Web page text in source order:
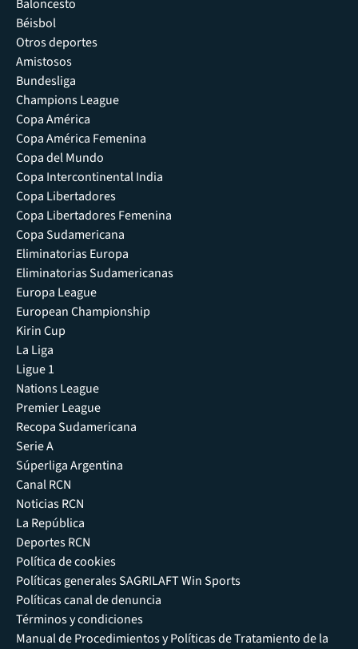
Baloncesto
Béisbol
Otros deportes
Amistosos
Bundesliga
Champions League
Copa América
Copa América Femenina
Copa del Mundo
Copa Intercontinental India
Copa Libertadores
Copa Libertadores Femenina
Copa Sudamericana
Eliminatorias Europa
Eliminatorias Sudamericanas
Europa League
European Championship
Kirin Cup
La Liga
Ligue 1
Nations League
Premier League
Recopa Sudamericana
Serie A
Súperliga Argentina
Canal RCN
Noticias RCN
La República
Deportes RCN
Política de cookies
Políticas generales SAGRILAFT Win Sports
Políticas canal de denuncia
Términos y condiciones
Manual de Procedimientos y Políticas de Tratamiento de la